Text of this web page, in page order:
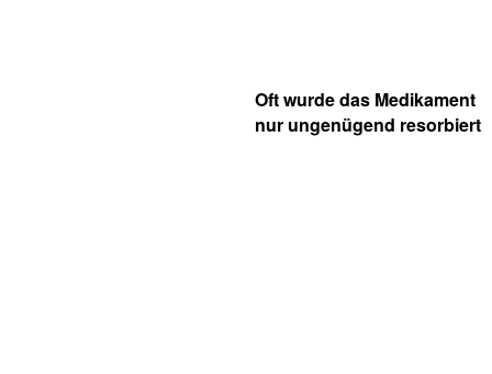
Oft wurde das Medikament
nur ungenügend resorbiert